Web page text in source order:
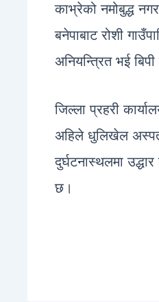
c
e
b
o
k
काभ्रेको नमोबुद्ध
बनेपाबाट रोशी
अनियन्त्रित भई
जिल्ला प्रहरी
अहिले धुलिखेल
दुर्घटनास्थलमा
छ।